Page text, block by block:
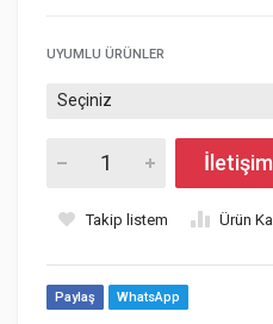
UYUMLU ÜRÜNLER
Takip listem Ürün
Paylaş WhatsApp